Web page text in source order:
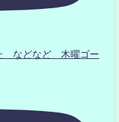
などなど 木曜ゴー